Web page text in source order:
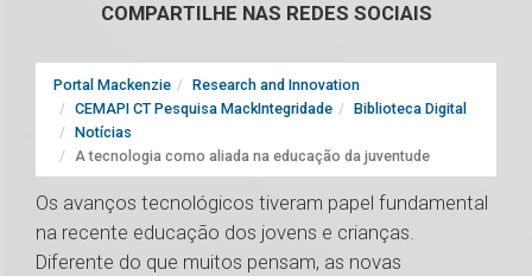
COMPARTILHE NAS REDES SOCIAIS
Portal Mackenzie
Research and Innovation
CEMAPI CT Pesquisa MackIntegridade
Biblioteca Digital
Notícias
A tecnologia como aliada na educação da juventude
Os avanços tecnológicos tiveram papel fundamental
na recente educação dos jovens e crianças.
Diferente do que muitos pensam, as novas